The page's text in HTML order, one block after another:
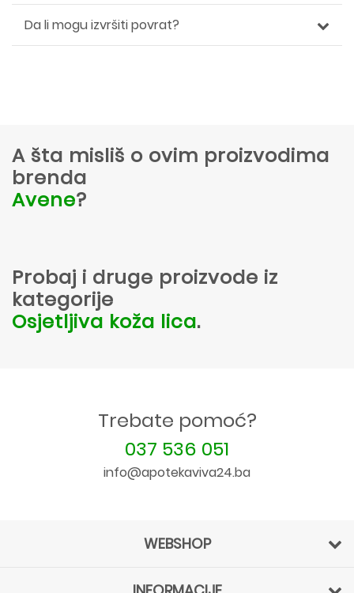
Da li mogu izvršiti povrat?
A šta misliš o ovim proizvodima
brenda
Avene?
Probaj i druge proizvode iz
kategorije
Osjetljiva koža lica.
Trebate pomoć?
037 536 051
info@apotekaviva24.ba
WEBSHOP